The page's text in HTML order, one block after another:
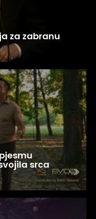
za zabranu
srca